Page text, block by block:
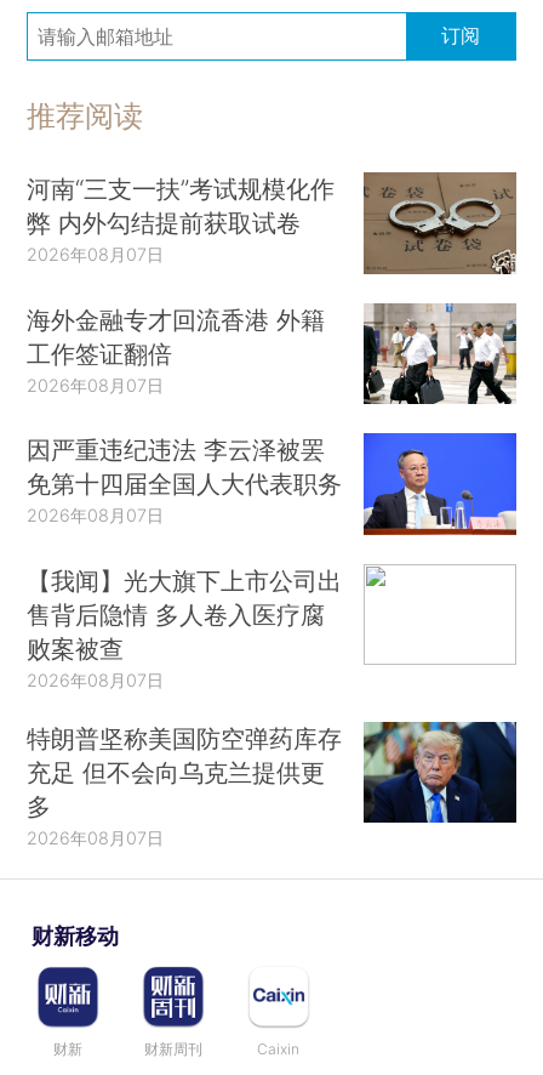
订阅
推荐阅读
河南“三支一扶”考试规模化作
弊 内外勾结提前获取试卷
2026年08月07日
海外金融专才回流香港 外籍
工作签证翻倍
2026年08月07日
因严重违纪违法 李云泽被罢
免第十四届全国人大代表职务
2026年08月07日
【我闻】光大旗下上市公司出
售背后隐情 多人卷入医疗腐
败案被查
2026年08月07日
特朗普坚称美国防空弹药库存
充足 但不会向乌克兰提供更
多
2026年08月07日
财新移动
财新 财新周刊 Caixin